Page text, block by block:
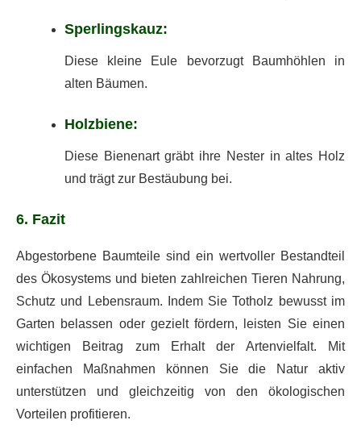
Sperlingskauz:
Diese kleine Eule bevorzugt Baumhöhlen in
alten Bäumen.
Holzbiene:
Diese Bienenart gräbt ihre Nester in altes Holz
und trägt zur Bestäubung bei.
6. Fazit
Abgestorbene Baumteile sind ein wertvoller Bestandteil
des Ökosystems und bieten zahlreichen Tieren Nahrung,
Schutz und Lebensraum. Indem Sie Totholz bewusst im
Garten belassen oder gezielt fördern, leisten Sie einen
wichtigen Beitrag zum Erhalt der Artenvielfalt. Mit
einfachen Maßnahmen können Sie die Natur aktiv
unterstützen und gleichzeitig von den ökologischen
Vorteilen profitieren.